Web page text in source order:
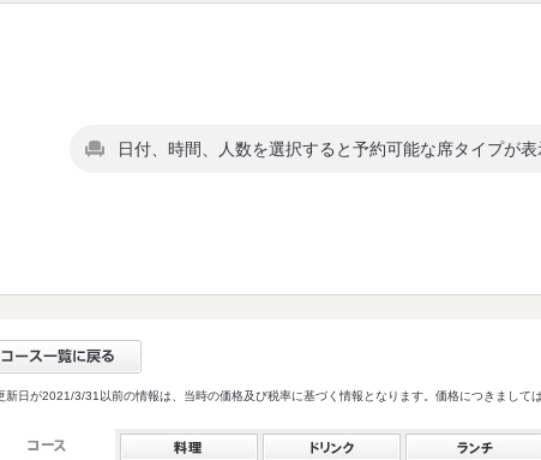
日付、時間、人数を選択すると予約可能な席タイプが表
新日が2021/3/31以前の情報は、当時の価格及び税率に基づく情報となります。価格につきまして